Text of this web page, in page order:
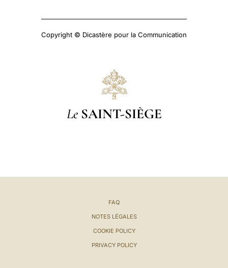
Copyright © Dicastère pour la Communication
Le SAINT-SIÈGE
FAQ
NOTES LÉGALES
COOKIE POLICY
PRIVACY POLICY